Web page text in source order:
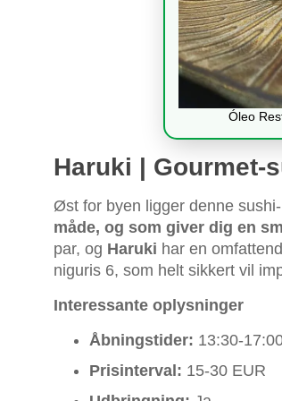
Óleo
Haruki | Gourmet-
Øst for byen ligger denne
måde, og som giver dig en
par, og Haruki har en
niguris 6, som helt sikkert vil
Interessante oplysninger
Åbningstider: 13:30-
Prisinterval: 15-30 EUR